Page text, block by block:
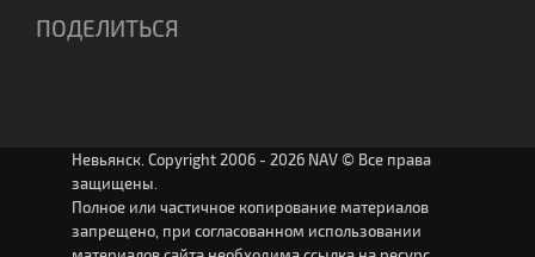
ПОДЕЛИТЬСЯ
Невьянск. Copyright 2006 - 2026 NAV © Все права
защищены.
Полное или частичное копирование материалов
запрещено, при согласованном использовании